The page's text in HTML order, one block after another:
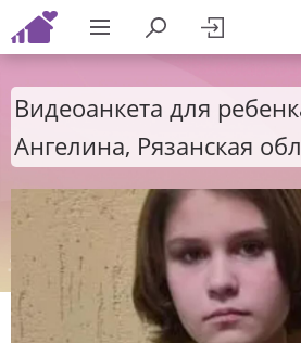
Видеоанкета для
Ангелина, Рязанская